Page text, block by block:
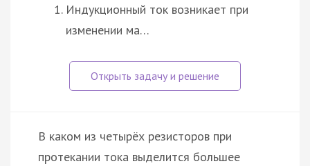
Индукционный ток возникает при
изменении ма…
В каком из четырёх резисторов при
протекании тока выделится большее